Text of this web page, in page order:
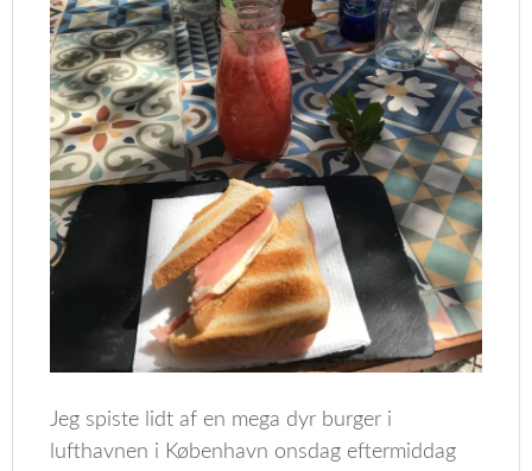
Jeg spiste lidt af en mega dyr burger i
lufthavnen i København onsdag eftermiddag